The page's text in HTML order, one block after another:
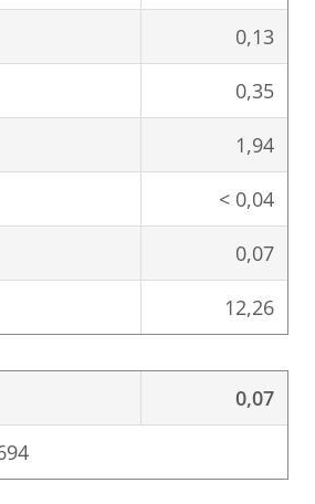
0,13
0,35
1,94
< 0,04
0,07
12,26
0,07